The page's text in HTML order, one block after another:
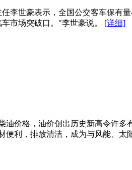
李世豪表示，全国公交客车保有
市场突破口。"李世豪说。 [详细]
油价格，油价创出历史新高令许
便利，排放清洁，成为与风能、太